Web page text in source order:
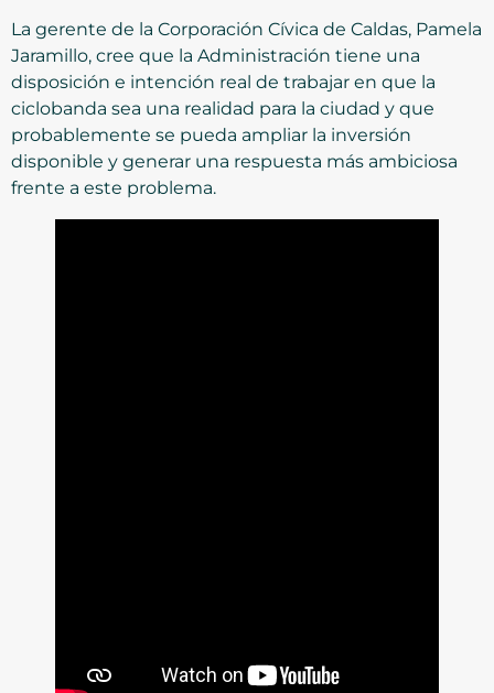
La gerente de la Corporación Cívica de Caldas, Pamela
Jaramillo, cree que la Administración tiene una
disposición e intención real de trabajar en que la
ciclobanda sea una realidad para la ciudad y que
probablemente se pueda ampliar la inversión
disponible y generar una respuesta más ambiciosa
frente a este problema.